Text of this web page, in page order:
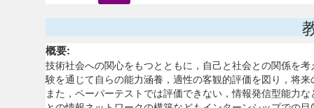
概要:
技術社会への関心をもつとともに，自己と社会との関係を
験を通じて自らの能力涵養，適性の客観的評価を図り，将
また，ペーパーテストでは評価できない，情報発信型能力